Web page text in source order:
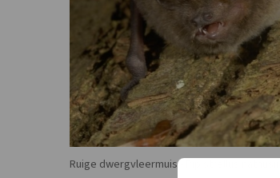
Ruige dwergvleermuis - Pipistrellus nathusii